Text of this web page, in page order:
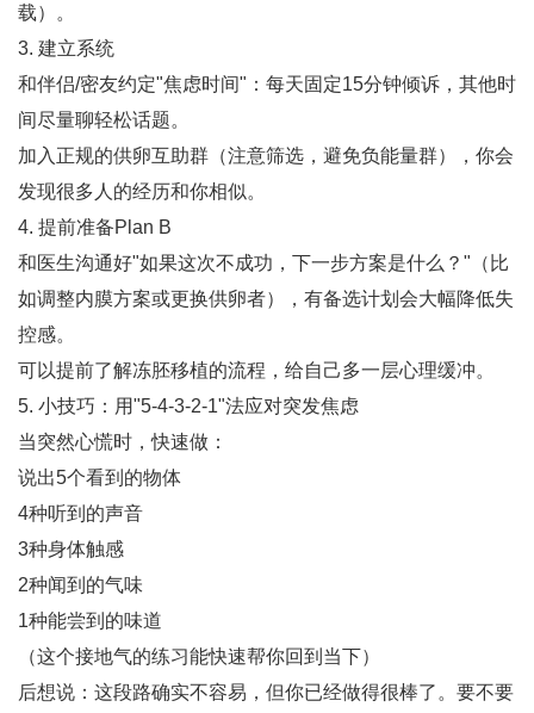
载）。
3. ‌建立系统‌
和伴侣/密友约定"焦虑时间"：每天固定15分钟倾诉，其他时
间尽量聊轻松话题。
加入正规的供卵互助群（注意筛选，避免负能量群），你会
发现很多人的经历和你相似。
4. ‌提前准备Plan B‌
和医生沟通好"如果这次不成功，下一步方案是什么？"（比
如调整内膜方案或更换供卵者），有备选计划会大幅降低失
控感。
可以提前了解冻胚移植的流程，给自己多一层心理缓冲。
5. ‌小技巧：用"5-4-3-2-1"法应对突发焦虑‌
当突然心慌时，快速做：
说出5个看到的物体
4种听到的声音
3种身体触感
2种闻到的气味
1种能尝到的味道
（这个接地气的练习能快速帮你回到当下）
后想说‌：这段路确实不容易，但你已经做得很棒了。要不要